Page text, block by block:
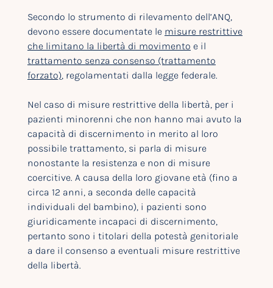
Secondo lo strumento di rilevamento dell’ANQ,
devono essere documentate le misure restrittive
che limitano la libertà di movimento e il
trattamento senza consenso (trattamento
forzato), regolamentati dalla legge federale.
Nel caso di misure restrittive della libertà, per i
pazienti minorenni che non hanno mai avuto la
capacità di discernimento in merito al loro
possibile trattamento, si parla di misure
nonostante la resistenza e non di misure
coercitive. A causa della loro giovane età (fino a
circa 12 anni, a seconda delle capacità
individuali del bambino), i pazienti sono
giuridicamente incapaci di discernimento,
pertanto sono i titolari della potestà genitoriale
a dare il consenso a eventuali misure restrittive
della libertà.